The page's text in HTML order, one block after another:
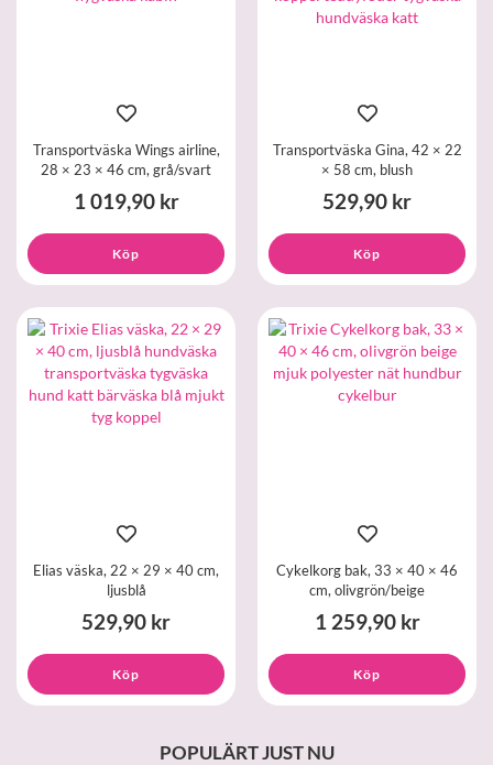
Transportväska Wings airline,
28 × 23 × 46 cm, grå/svart
1 019,90 kr
Köp
Transportväska Gina, 42 × 22
× 58 cm, blush
529,90 kr
Köp
Elias väska, 22 × 29 × 40 cm,
ljusblå
529,90 kr
Köp
Cykelkorg bak, 33 × 40 × 46
cm, olivgrön/beige
1 259,90 kr
Köp
POPULÄRT JUST NU